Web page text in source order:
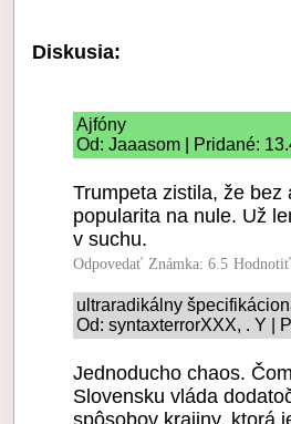
Diskusia:
Ajfóny
Od: Jaaasom | Pridané:
Trumpeta zistila, že
popularita na nule. Už
v suchu.
Odpovedať Známka: 6.5
ultraradikálny
Od: syntaxterrorXXX, . Y |
Jednoducho chaos.
Slovensku vláda
spôsobov krajiny, ktorá